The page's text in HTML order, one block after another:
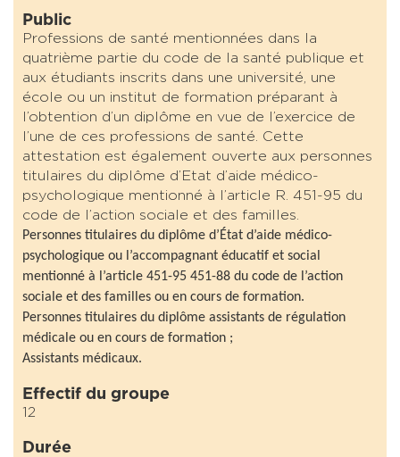
Public
Professions de santé mentionnées dans la
quatrième partie du code de la santé publique et
aux étudiants inscrits dans une université, une
école ou un institut de formation préparant à
l’obtention d’un diplôme en vue de l’exercice de
l’une de ces professions de santé. Cette
attestation est également ouverte aux personnes
titulaires du diplôme d’Etat d’aide médico-
psychologique mentionné à l’article R. 451-95 du
code de l’action sociale et des familles.
Personnes titulaires du diplôme d’État d’aide médico-
psychologique ou l’accompagnant éducatif et social
mentionné à l’article 451-95 451-88 du code de l’action
sociale et des familles ou en cours de formation.
Personnes titulaires du diplôme assistants de régulation
médicale ou en cours de formation ;
Assistants médicaux.
Effectif du groupe
12
Durée